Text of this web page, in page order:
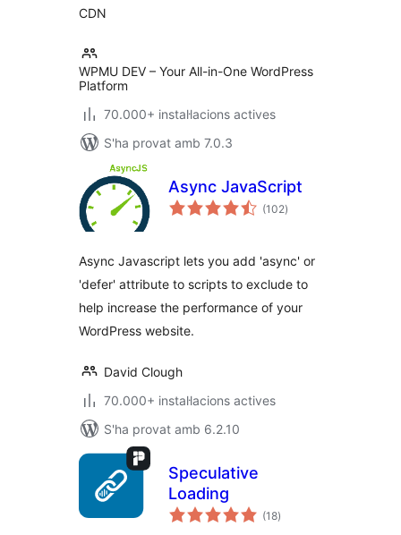
CDN
WPMU DEV – Your All-in-One WordPress
Platform
70.000+ instal·lacions actives
S'ha provat amb 7.0.3
Async JavaScript
(102puntuacions
totals
)
Async Javascript lets you add 'async' or
'defer' attribute to scripts to exclude to
help increase the performance of your
WordPress website.
David Clough
70.000+ instal·lacions actives
S'ha provat amb 6.2.10
Speculative
Loading
(18puntuacions
totals
)